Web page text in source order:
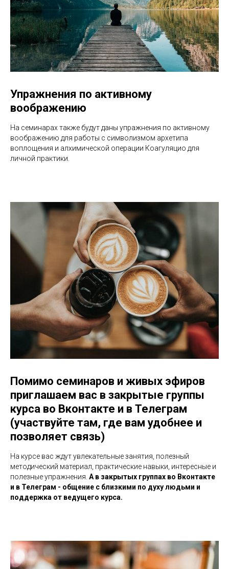
Упражнения по активному
воображению
На семинарах также будут даны упражнения по активному
воображению для работы с символизмом архетипа
воплощения и алхимической операции Коагуляцио для
личной практики.
Помимо семинаров и живых эфиров
приглашаем вас в закрытые группы
курса во Вконтакте и в Телеграм
(участвуйте там, где вам удобнее и
позволяет связь)
На курсе вас ждут увлекательные занятия, полезный
методический материал, практические навыки, интересные и
полезные упражнения. А в закрытых группах во Вконтакте
и в Телеграм - общение с близкими по духу людьми и
поддержка от ведущего курса.